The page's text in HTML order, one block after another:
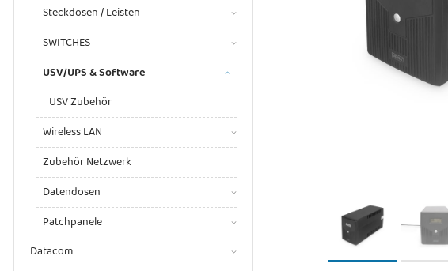
Steckdosen / Leisten
SWITCHES
USV/UPS & Software
USV Zubehör
Wireless LAN
Zubehör Netzwerk
Datendosen
Patchpanele
Datacom